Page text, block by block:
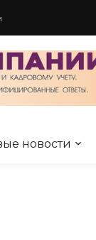
новости